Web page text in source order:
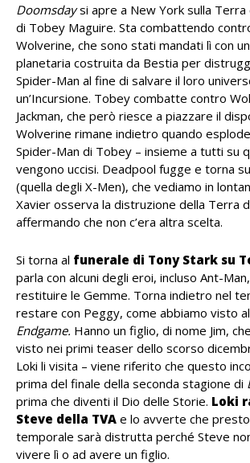
Doomsdaysi apre a New York sulla Terra
di Tobey Maguire. Sta combattendo
Wolverine, che sono stati mandati lì con
planetaria costruita da Bestia per
Spider-Man al fine di salvare il loro
un’Incursione. Tobey combatte contro
Jackman, che però riesce a piazzare il
Wolverine rimane indietro quando
Spider-Man di Tobey – insieme a tutti su
vengono uccisi. Deadpool fugge e torna
(quella degli X-Men), che vediamo in
Xavier osserva la distruzione della Terra
affermando che non c’era altra scelta.
Si torna al funerale di Tony Stark su
parla con alcuni degli eroi, incluso Ant-
restituire le Gemme. Torna indietro nel
restare con Peggy, come abbiamo visto
Endgame. Hanno un figlio, di nome Jim,
visto nei primi teaser dello scorso
Loki li visita – viene riferito che questo
prima del finale della seconda stagione di
prima che diventi il Dio delle Storie. Loki
Steve della TVA e lo avverte che
temporale sarà distrutta perché Steve
vivere lì o ad avere un figlio.